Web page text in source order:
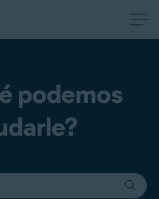
podemos